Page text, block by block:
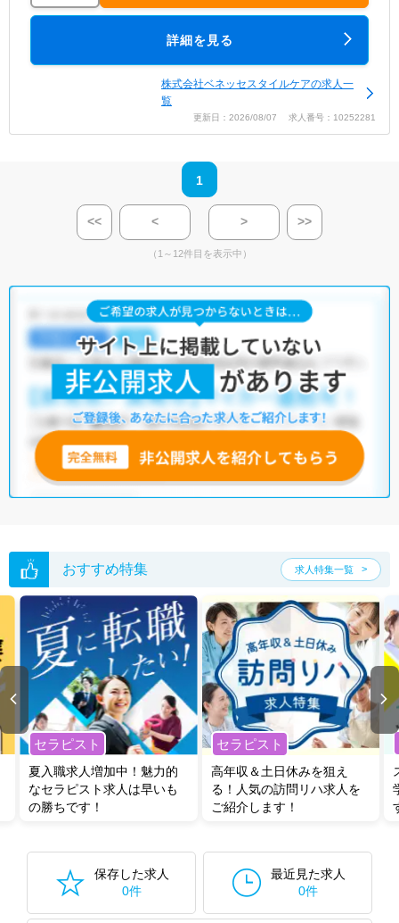
詳細を見る
株式会社ベネッセスタイルケアの求人一
覧
更新日：2026/08/07 求人番号：10252281
1
<< < > >>
（1～12件目を表示中）
おすすめ特集 求人特集一覧
セラピスト
夏入職求人増加中！魅力的
なセラピスト求人は早いも
の勝ちです！
セラピスト
高年収＆土日休みを狙え
る！人気の訪問リハ求人を
ご紹介します！
保存した求人
0件
最近見た求人
0件